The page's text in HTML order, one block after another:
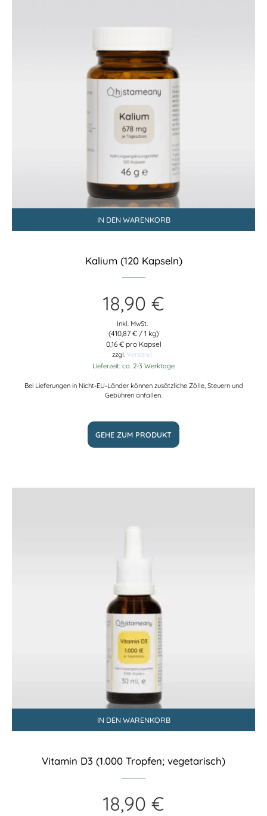
IN DEN WARENKORB
Kalium (120 Kapseln)
18,90 €
Inkl. MwSt.
(410,87 € / 1 kg)
0,16 € pro Kapsel
zzgl. Versand
Lieferzeit: ca. 2-3 Werktage
Bei Lieferungen in Nicht-EU-Länder können zusätzliche Zölle, Steuern und
Gebühren anfallen.
GEHE ZUM PRODUKT
IN DEN WARENKORB
Vitamin D3 (1.000 Tropfen; vegetarisch)
18,90 €